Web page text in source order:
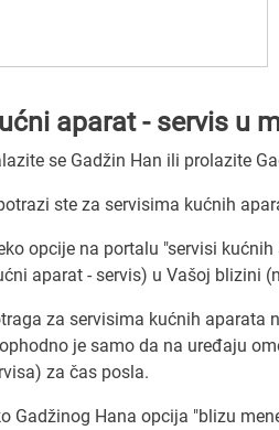
aparat - servis u
se Gadžin Han ili prolazite
ste za servisima kućnih
opcije na portalu "servisi
aparat - servis) u Vašoj blizini
za servisima kućnih aparata
je samo da na uređaju
za čas posla.
Gadžinog Hana opcija "blizu